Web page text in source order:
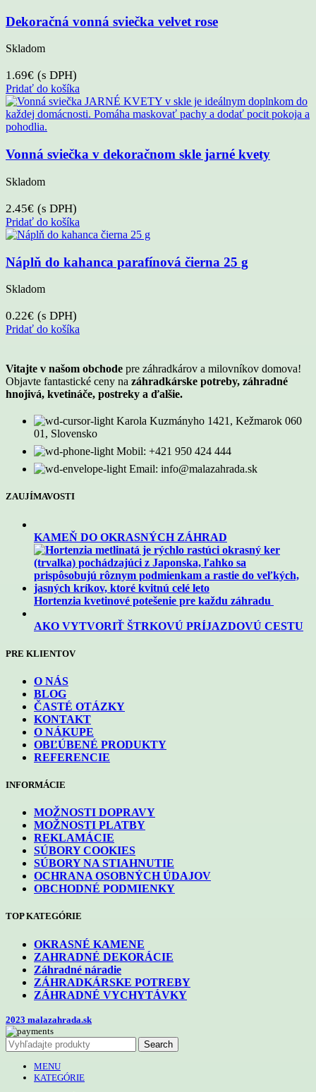
Dekoračná vonná sviečka velvet rose
Skladom
1.69€ (s DPH)
Pridať do košíka
Vonná sviečka v dekoračnom skle jarné kvety
Skladom
2.45€ (s DPH)
Pridať do košíka
Náplň do kahanca parafínová čierna 25 g
Skladom
0.22€ (s DPH)
Pridať do košíka
Vitajte v našom obchode pre záhradkárov a milovníkov domova!
Objavte fantastické ceny na záhradkárske potreby, záhradné
hnojivá, kvetináče, postreky a ďalšie.
Karola Kuzmányho 1421, Kežmarok 060
01, Slovensko
Mobil: +421 950 424 444
Email: info@malazahrada.sk
ZAUJÍMAVOSTI
KAMEŇ DO OKRASNÝCH ZÁHRAD
Hortenzia kvetinové potešenie pre každu záhradu
AKO VYTVORIŤ ŠTRKOVÚ PRÍJAZDOVÚ CESTU
PRE KLIENTOV
O NÁS
BLOG
ČASTÉ OTÁZKY
KONTAKT
O NÁKUPE
OBĽÚBENÉ PRODUKTY
REFERENCIE
INFORMÁCIE
MOŽNOSTI DOPRAVY
MOŽNOSTI PLATBY
REKLAMÁCIE
SÚBORY COOKIES
SÚBORY NA STIAHNUTIE
OCHRANA OSOBNÝCH ÚDAJOV
OBCHODNÉ PODMIENKY
TOP KATEGÓRIE
OKRASNÉ KAMENE
ZAHRADNÉ DEKORÁCIE
Záhradné náradie
ZÁHRADKÁRSKE POTREBY
ZÁHRADNÉ VYCHYTÁVKY
2023 malazahrada.sk
Search
MENU
KATEGÓRIE